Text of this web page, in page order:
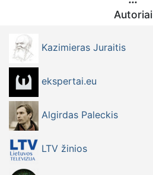
Autoriai
Kazimieras Juraitis
ekspertai.eu
Algirdas Paleckis
LTV žinios